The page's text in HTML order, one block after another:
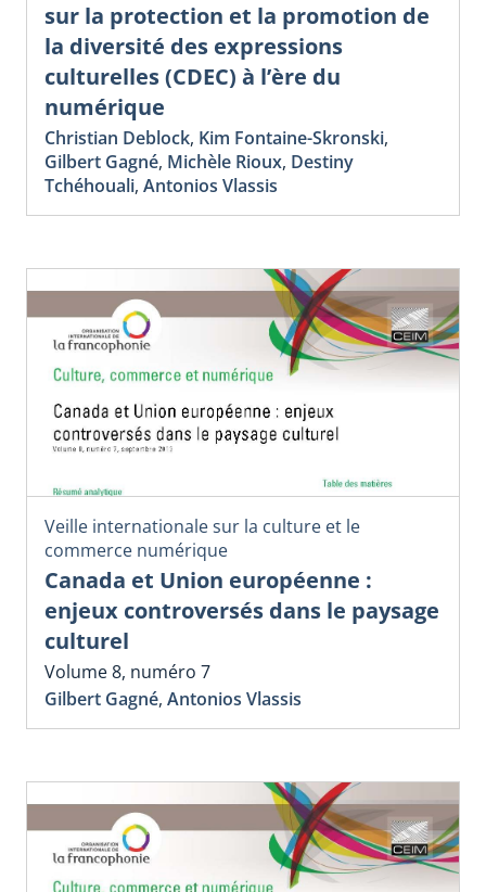
sur la protection et la promotion de
la diversité des expressions
culturelles (CDEC) à l’ère du
numérique
Christian Deblock, Kim Fontaine-Skronski,
Gilbert Gagné, Michèle Rioux, Destiny
Tchéhouali, Antonios Vlassis
Veille internationale sur la culture et le
commerce numérique
Canada et Union européenne :
enjeux controversés dans le paysage
culturel
Volume 8, numéro 7
Gilbert Gagné, Antonios Vlassis